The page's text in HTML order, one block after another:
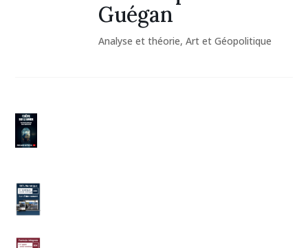
Guégan
Analyse et théorie,Art et Géopolitique